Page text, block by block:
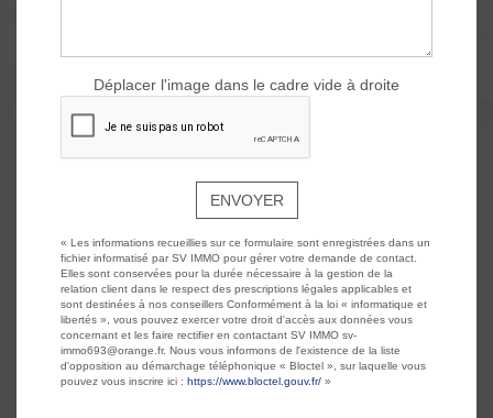
Déplacer l'image dans le cadre vide à droite
ENVOYER
« Les informations recueillies sur ce formulaire sont enregistrées dans un
fichier informatisé par SV IMMO pour gérer votre demande de contact.
Elles sont conservées pour la durée nécessaire à la gestion de la
relation client dans le respect des prescriptions légales applicables et
sont destinées à nos conseillers Conformément à la loi « informatique et
libertés », vous pouvez exercer votre droit d'accès aux données vous
concernant et les faire rectifier en contactant SV IMMO sv-
immo693@orange.fr. Nous vous informons de l'existence de la liste
d'opposition au démarchage téléphonique « Bloctel », sur laquelle vous
pouvez vous inscrire ici : https://www.bloctel.gouv.fr/ »